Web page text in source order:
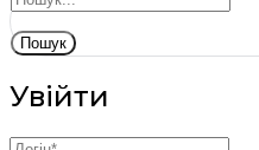
Пошук
Увійти